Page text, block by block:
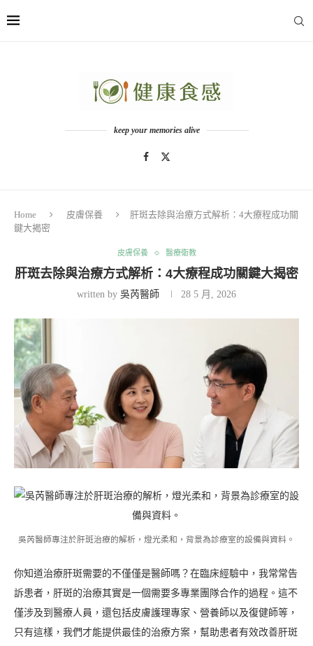
keep your memories alive
Home 皮膚保養
肝斑去除與治療方式解析：4大療程成功關
鍵大揭密
皮膚保養 醫療衛教
肝斑去除與治療方式解析：4大療程成功關鍵大揭密
written by 吳芮醫師 28 5 月, 2026
吳芮醫師專注於肝斑治療的解析，燈光柔和，背景為診療室的設備與資料。
你知道治療肝斑需要的不僅僅是醫師嗎？在臨床經驗中，我常常告
訴患者，肝斑的治療其實是一個需要多專業團隊合作的過程。這不
僅涉及到醫療人員，還包括皮膚護理專家、營養師以及復健師等，
只有這樣，我們才能提供最佳的治療方案，幫助患者有效改善肝斑